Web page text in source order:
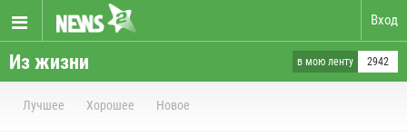
Вход
Из жизни в мою ленту 2942
Лучшее Хорошее Новое